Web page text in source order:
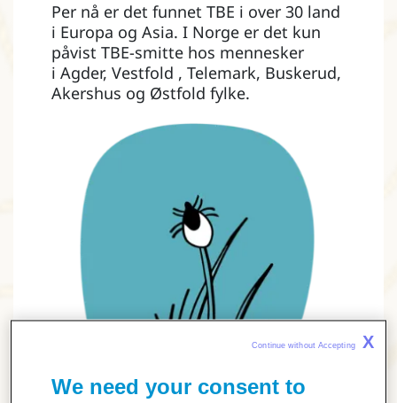
Per nå er det funnet TBE i over 30 land
i Europa og Asia. I Norge er det kun
påvist TBE-smitte hos mennesker
i Agder, Vestfold , Telemark, Buskerud,
Akershus og Østfold fylke.
We need your consent to
Continue without Accepting X